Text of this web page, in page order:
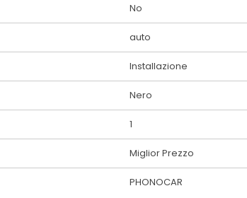
No
auto
Installazione
Nero
1
Miglior Prezzo
PHONOCAR